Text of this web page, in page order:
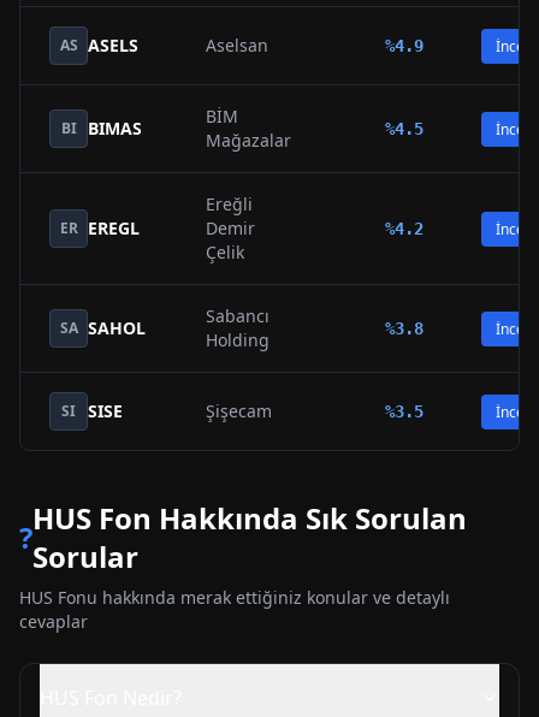
AS ASELS Aselsan %4.9 İncele
BI BIMAS
BİM
Mağazalar
%4.5 İncele
ER EREGL
Ereğli
Demir
Çelik
%4.2 İncele
SA SAHOL
Sabancı
Holding
%3.8 İncele
SI SISE Şişecam %3.5 İncele
?HUS Fon Hakkında Sık Sorulan
Sorular
HUS Fonu hakkında merak ettiğiniz konular ve detaylı
cevaplar